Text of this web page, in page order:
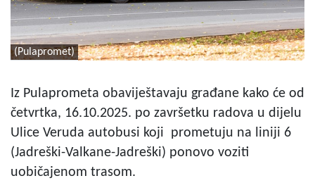
(Pulapromet)
Iz Pulaprometa obaviještavaju građane kako će od
četvrtka, 16.10.2025. po završetku radova u dijelu
Ulice Veruda autobusi koji prometuju na liniji 6
(Jadreški-Valkane-Jadreški) ponovo voziti
uobičajenom trasom.